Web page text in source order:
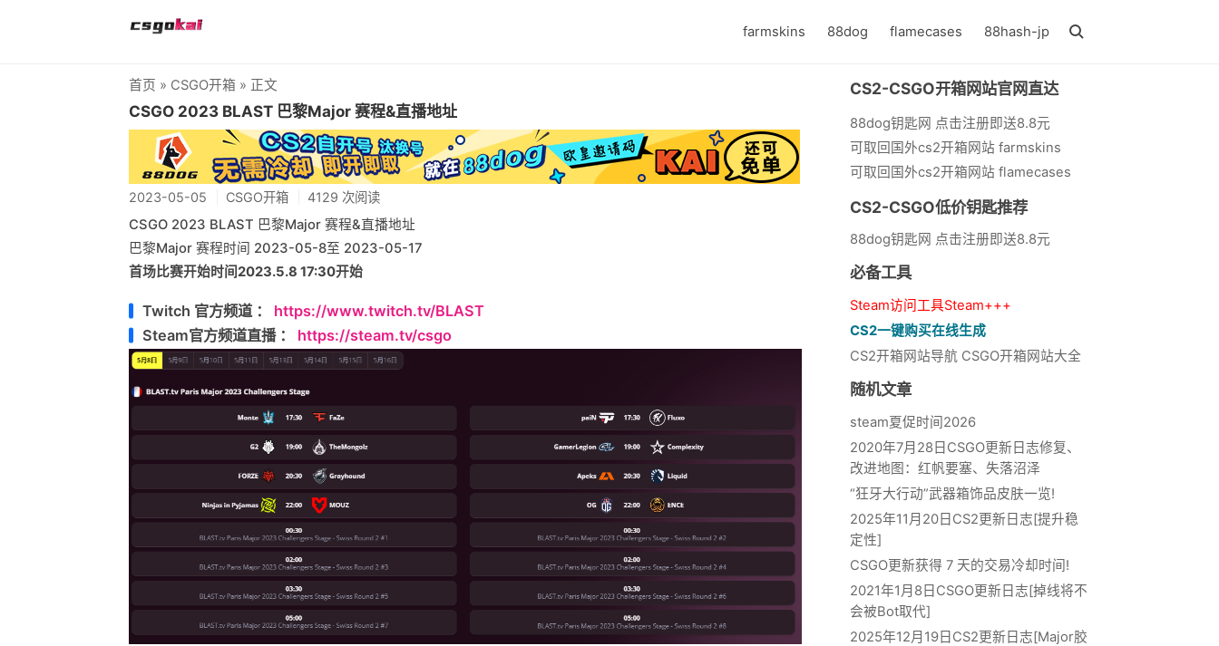
farmskins 88dog flamecases 88hash-jp
首页 » CSGO开箱 » 正文
CSGO 2023 BLAST 巴黎Major 赛程&直播地址
2023-05-05 CSGO开箱 4129 次阅读
CSGO 2023 BLAST 巴黎Major 赛程&直播地址
巴黎Major 赛程时间 2023-05-8至 2023-05-17
首场比赛开始时间2023.5.8 17:30开始
Twitch 官方频道 ： https://www.twitch.tv/BLAST
Steam官方频道直播 ： https://steam.tv/csgo
CS2-CSGO开箱网站官网直达
88dog钥匙网 点击注册即送8.8元
可取回国外cs2开箱网站 farmskins
可取回国外cs2开箱网站 flamecases
CS2-CSGO低价钥匙推荐
88dog钥匙网 点击注册即送8.8元
必备工具
Steam访问工具Steam+++
CS2一键购买在线生成
CS2开箱网站导航 CSGO开箱网站大全
随机文章
steam夏促时间2026
2020年7月28日CSGO更新日志修复、
改进地图：红帆要塞、失落沼泽
“狂牙大行动”武器箱饰品皮肤一览!
2025年11月20日CS2更新日志[提升稳
定性]
CSGO更新获得 7 天的交易冷却时间!
2021年1月8日CSGO更新日志[掉线将不
会被Bot取代]
2025年12月19日CS2更新日志[Major胶